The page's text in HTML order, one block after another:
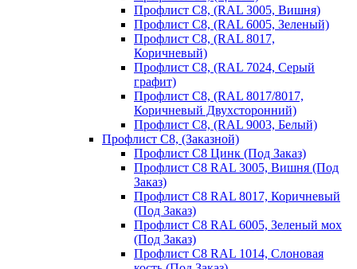
Профлист С8, (RAL 3005, Вишня)
Профлист С8, (RAL 6005, Зеленый)
Профлист С8, (RAL 8017,
Коричневый)
Профлист С8, (RAL 7024, Серый
графит)
Профлист С8, (RAL 8017/8017,
Коричневый Двухсторонний)
Профлист С8, (RAL 9003, Белый)
Профлист С8, (Заказной)
Профлист С8 Цинк (Под Заказ)
Профлист С8 RAL 3005, Вишня (Под
Заказ)
Профлист С8 RAL 8017, Коричневый
(Под Заказ)
Профлист С8 RAL 6005, Зеленый мох
(Под Заказ)
Профлист С8 RAL 1014, Слоновая